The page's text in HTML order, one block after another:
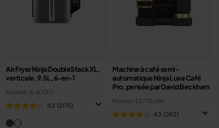
Air Fryer Ninja DoubleStack XL,
verticale, 9.5L, 6-en-1
Modèle: SL400EU
4.3 (2175)
Machine à café semi-
automatique Ninja Luxe Café
Pro, pensée par David Beckham
Modèle: ES771EUBK
4.3 (392)